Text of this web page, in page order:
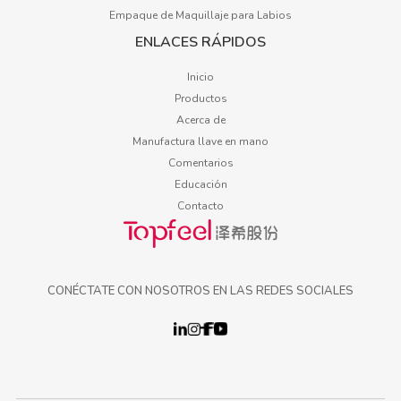
Empaque de Maquillaje para Labios
ENLACES RÁPIDOS
Inicio
Productos
Acerca de
Manufactura llave en mano
Comentarios
Educación
Contacto
CONÉCTATE CON NOSOTROS EN LAS REDES SOCIALES